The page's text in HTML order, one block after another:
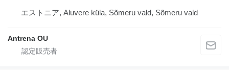
エストニア, Aluvere küla, Sõmeru vald, Sõmeru vald
Antrena OU